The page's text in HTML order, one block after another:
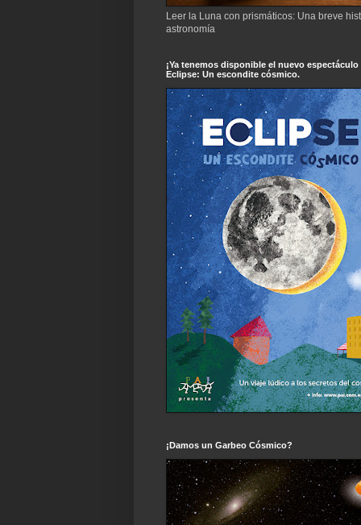
Leer la Luna con prismáticos: Una breve
astronomía
¡Ya tenemos disponible el nuevo
Eclipse: Un escondite cósmico.
¡Damos un Garbeo Cósmico?